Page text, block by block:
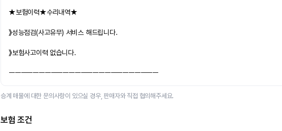
★보험이력★수리내역★
》성능점검(사고유무) 서비스 해드립니다.
》보험사고이력 없습니다.
ㅡㅡㅡㅡㅡㅡㅡㅡㅡㅡㅡㅡㅡㅡㅡㅡㅡㅡㅡㅡㅡㅡㅡㅡㅡ
승계 매물에 대한 문의사항이 있으실 경우, 판매자와 직접 협의해주세요.
보험 조건